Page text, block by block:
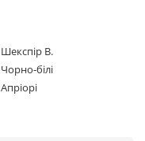
Шекспір В.
Чорно-білі
Апріорі